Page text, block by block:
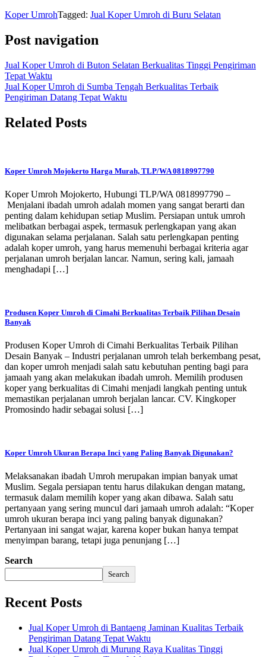
Koper UmrohTagged: Jual Koper Umroh di Buru Selatan
Post navigation
Jual Koper Umroh di Buton Selatan Berkualitas Tinggi Pengiriman
Tepat Waktu
Jual Koper Umroh di Sumba Tengah Berkualitas Terbaik
Pengiriman Datang Tepat Waktu
Related Posts
Koper Umroh Mojokerto Harga Murah, TLP/WA 0818997790
Koper Umroh Mojokerto, Hubungi TLP/WA 0818997790 –
Menjalani ibadah umroh adalah momen yang sangat berarti dan
penting dalam kehidupan setiap Muslim. Persiapan untuk umroh
melibatkan berbagai aspek, termasuk perlengkapan yang akan
digunakan selama perjalanan. Salah satu perlengkapan penting
adalah koper umroh, yang harus memenuhi berbagai kriteria agar
perjalanan umroh berjalan lancar. Namun, sering kali, jamaah
menghadapi […]
Produsen Koper Umroh di Cimahi Berkualitas Terbaik Pilihan Desain
Banyak
Produsen Koper Umroh di Cimahi Berkualitas Terbaik Pilihan
Desain Banyak – Industri perjalanan umroh telah berkembang pesat,
dan koper umroh menjadi salah satu kebutuhan penting bagi para
jamaah yang akan melakukan ibadah umroh. Memilih produsen
koper yang berkualitas di Cimahi menjadi langkah penting untuk
memastikan perjalanan umroh berjalan lancar. CV. Kingkoper
Promosindo hadir sebagai solusi […]
Koper Umroh Ukuran Berapa Inci yang Paling Banyak Digunakan?
Melaksanakan ibadah Umroh merupakan impian banyak umat
Muslim. Segala persiapan tentu harus dilakukan dengan matang,
termasuk dalam memilih koper yang akan dibawa. Salah satu
pertanyaan yang sering muncul dari jamaah umroh adalah: “Koper
umroh ukuran berapa inci yang paling banyak digunakan?
Pertanyaan ini sangat wajar, karena koper bukan hanya tempat
menyimpan barang, tetapi juga penunjang […]
Search
Search
Recent Posts
Jual Koper Umroh di Bantaeng Jaminan Kualitas Terbaik
Pengiriman Datang Tepat Waktu
Jual Koper Umroh di Murung Raya Kualitas Tinggi